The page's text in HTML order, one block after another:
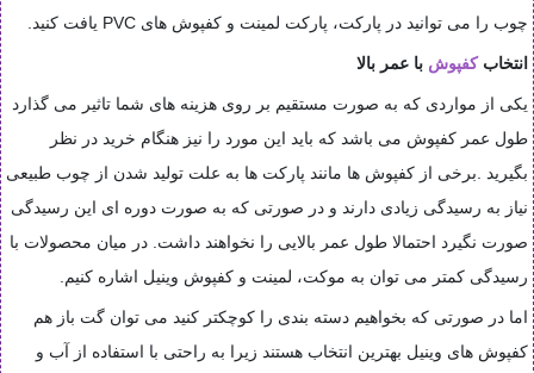
چوب را می توانید در پارکت، پارکت لمینت و کفپوش های PVC یافت کنید
انتخابکفپوش با عمر بالا
یکی از مواردی که به صورت مستقیم بر روی هزینه های شما تاثیر می گذارد
طول عمر کفپوش می باشد که باید این مورد را نیز هنگام خرید در نظر
بگیرید
برخی از کفپوش ها مانند پارکت ها به علت تولید شدن از چوب طبیعی
نیاز به رسیدگی زیادی دارند و در صورتی که به صورت دوره ای این رسیدگی
صورت نگیرد احتمالا طول عمر بالایی را نخواهند داشت. در میان محصولات با
رسیدگی کمتر می توان به موکت، لمینت و کفپوش وینیل اشاره کنیم
اما در صورتی که بخواهیم دسته بندی را کوچکتر کنید می توان گت باز هم
کفپوش های وینیل بهترین انتخاب هستند زیرا به راحتی با استفاده از آب و